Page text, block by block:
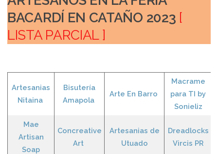
BACARDÍ EN CATAÑO 2023 [
LISTA PARCIAL ]
Artesanias
Nitaina
Bisutería
Amapola
Arte En Barro
Macrame
para TI by
Sonieliz
Mae
Artisan
Soap
Concreative
Art
Artesanias de
Utuado
Dreadlocks
Vircis PR